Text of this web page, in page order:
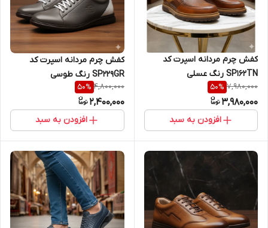
کفش چرم مردانه اسپرت کد
SP162TN رنگ عسلی
7,980,000
50%
3,980,000
افزودن به سبد
کفش چرم مردانه اسپرت کد
SP229GR رنگ طوسی
4,800,000
50%
2,400,000
افزودن به سبد